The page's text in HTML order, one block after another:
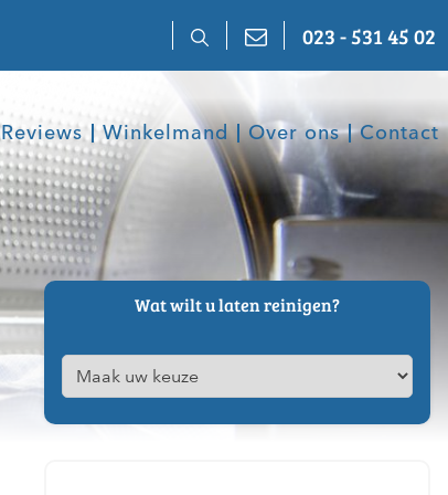
023 - 531 45 02
Reviews Winkelmand Over ons Contact
Wat wilt u laten reinigen?